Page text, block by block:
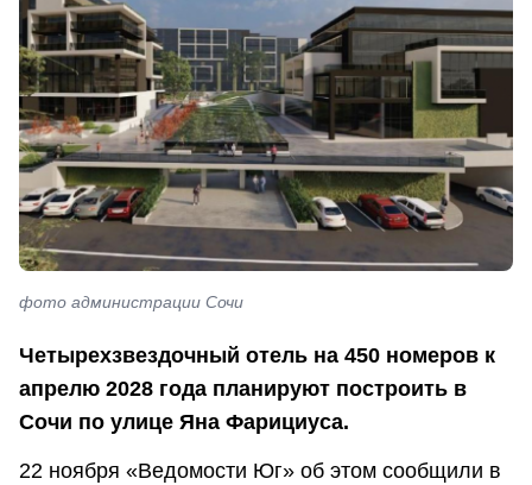
фото администрации Сочи
Четырехзвездочный отель на 450 номеров к
апрелю 2028 года планируют построить в
Сочи по улице Яна Фарициуса.
22 ноября «Ведомости Юг» об этом сообщили в